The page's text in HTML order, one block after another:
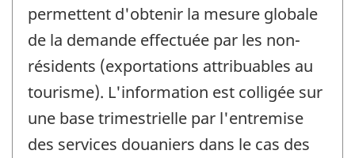
permettent d'obtenir la mesure globale
de la demande effectuée par les non-
résidents (exportations attribuables au
tourisme). L'information est colligée sur
une base trimestrielle par l'entremise
des services douaniers dans le cas des